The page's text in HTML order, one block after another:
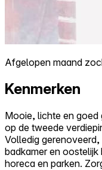
Afgelopen maand
Kenmerken
Mooie, lichte en goed
op de tweede
Volledig
badkamer en
horeca en parken.